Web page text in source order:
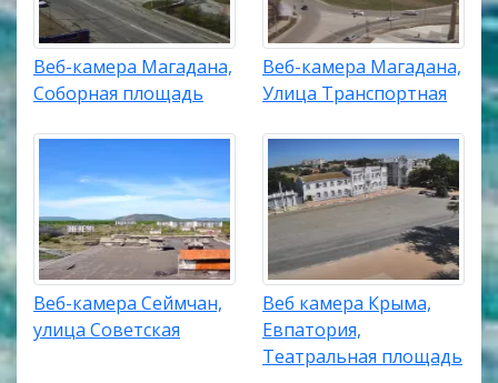
Веб-камера Магадана,
Соборная площадь
Веб-камера Магадана,
Улица Транспортная
Веб-камера Сеймчан,
улица Советская
Веб камера Крыма,
Евпатория,
Театральная площадь